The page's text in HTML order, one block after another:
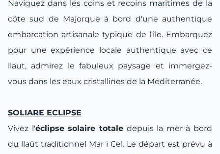
Naviguez dans les coins et recoins maritimes de la
côte sud de Majorque à bord d'une authentique
embarcation artisanale typique de l'île. Embarquez
pour une expérience locale authentique avec ce
llaut, admirez le fabuleux paysage et immergez-
vous dans les eaux cristallines de la Méditerranée.
SOLIARE ECLIPSE
Vivez l'éclipse solaire totaledepuis la mer à bord
du llaüt traditionnel Mar i Cel. Le départ est prévu à